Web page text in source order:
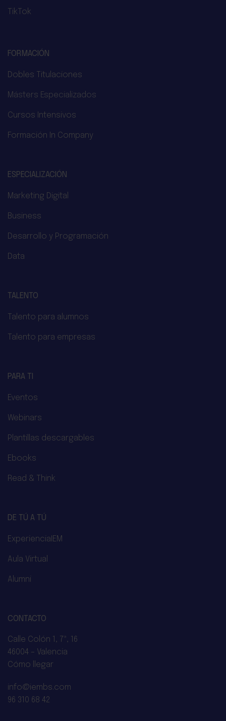
TikTok
FORMACIÓN
Dobles Titulaciones
Másters Especializados
Cursos Intensivos
Formación In Company
ESPECIALIZACIÓN
Marketing Digital
Business
Desarrollo y Programación
Data
TALENTO
Talento para alumnos
Talento para empresas
PARA TI
Eventos
Webinars
Plantillas descargables
Ebooks
Read & Think
DE TÚ A TÚ
ExperienciaIEM
Aula Virtual
Alumni
CONTACTO
Calle Colón 1, 7ª, 16
46004 – Valencia
Cómo llegar
info@iembs.com
96 310 68 42